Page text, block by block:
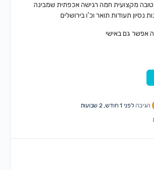
מקצועית חמה רגישה אכפתית שמבינה
נסיון תעודות תואר וכ'ו בירושלים
אפשר גם באישי
הגיבהלפני 1 חודש, 2 שבועות